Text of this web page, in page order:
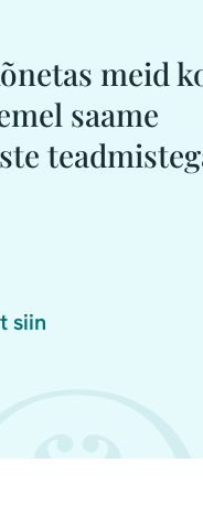
meid
saame
siin